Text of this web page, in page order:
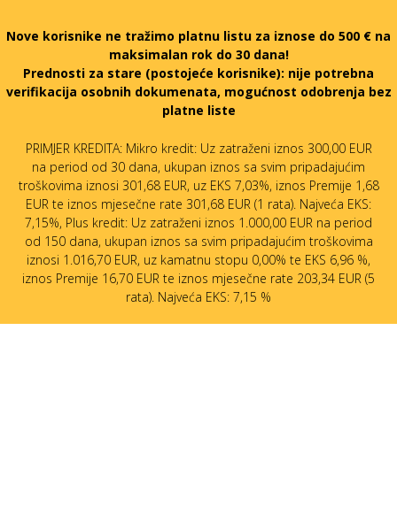
Nove korisnike ne tražimo platnu listu za iznose do 500 € na
maksimalan rok do 30 dana!
Prednosti za stare (postojeće korisnike): nije potrebna
verifikacija osobnih dokumenata, mogućnost odobrenja bez
platne liste
PRIMJER KREDITA: Mikro kredit: Uz zatraženi iznos 300,00 EUR
na period od 30 dana, ukupan iznos sa svim pripadajućim
troškovima iznosi 301,68 EUR, uz EKS 7,03%, iznos Premije 1,68
EUR te iznos mjesečne rate 301,68 EUR (1 rata). Najveća EKS:
7,15%, Plus kredit: Uz zatraženi iznos 1.000,00 EUR na period
od 150 dana, ukupan iznos sa svim pripadajućim troškovima
iznosi 1.016,70 EUR, uz kamatnu stopu 0,00% te EKS 6,96 %,
iznos Premije 16,70 EUR te iznos mjesečne rate 203,34 EUR (5
rata). Najveća EKS: 7,15 %